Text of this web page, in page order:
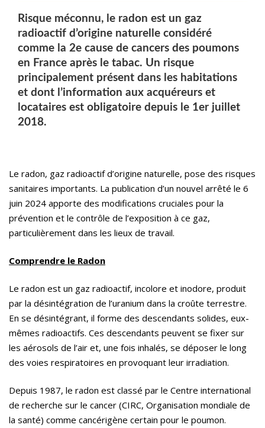
Risque méconnu, le radon est un gaz
radioactif d’origine naturelle considéré
comme la 2e cause de cancers des poumons
en France après le tabac. Un risque
principalement présent dans les habitations
et dont l’information aux acquéreurs et
locataires est obligatoire depuis le 1er juillet
2018.
Le radon, gaz radioactif d’origine naturelle, pose des risques
sanitaires importants. La publication d’un nouvel arrêté le 6
juin 2024 apporte des modifications cruciales pour la
prévention et le contrôle de l’exposition à ce gaz,
particulièrement dans les lieux de travail.
Comprendre le Radon
Le radon est un gaz radioactif, incolore et inodore, produit
par la désintégration de l’uranium dans la croûte terrestre.
En se désintégrant, il forme des descendants solides, eux-
mêmes radioactifs. Ces descendants peuvent se fixer sur
les aérosols de l’air et, une fois inhalés, se déposer le long
des voies respiratoires en provoquant leur irradiation.
Depuis 1987, le radon est classé par le Centre international
de recherche sur le cancer (CIRC, Organisation mondiale de
la santé) comme cancérigène certain pour le poumon.